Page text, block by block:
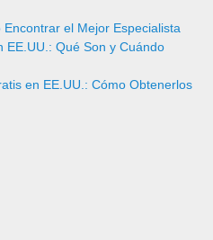
el Mejor Especialista
EE.UU.: Qué Son y Cuándo
en EE.UU.: Cómo Obtenerlos